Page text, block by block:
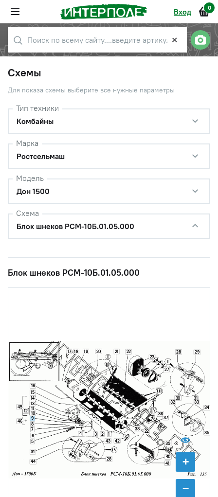
Вход 0
✕
Схемы
Для показа схемы выберите все нужные параметры
Тип техники
Комбайны
Марка
Ростсельмаш
Модель
Дон 1500
Схема
Блок шнеков РСМ-10Б.01.05.000
Блок шнеков РСМ-10Б.01.05.000
+
−
1
2
3
4
5
6
7
8
9
10
11
12
13
14
15
16
17 18 19 20 21 22
22
23
24
25
26
27
28
28
29
30 31
31
32
33
34
35
36
37
38
39
40
41
42
43
44
45
46